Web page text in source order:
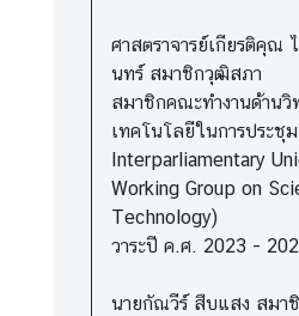
ศาสตราจารย์เกียรติคุณ
นทร์ สมาชิกวุฒิสภา
สมาชิกคณะทำงานด้านวิ
เทคโนโลยีในการประชุม
Interparliamentary
Working Group on
Technology)
วาระปี ค.ศ. 2023 -
นายกัณวีร์ สืบแสง สมา